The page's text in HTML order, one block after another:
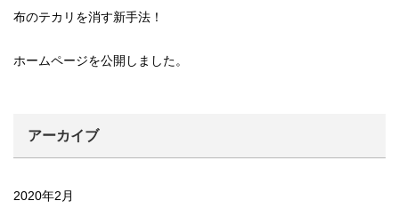
布のテカリを消す新手法！
ホームページを公開しました。
アーカイブ
2020年2月